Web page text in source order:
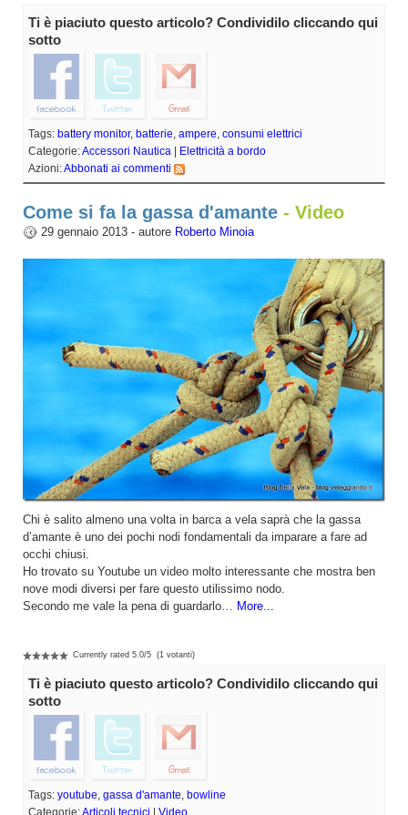
Ti è piaciuto questo articolo? Condividilo cliccando qui
sotto
Tags: battery monitor, batterie, ampere, consumi elettrici
Categorie:Accessori Nautica
Elettricità a bordo
Azioni:Abbonati ai commenti
Come si fa la gassa d'amante - Video
29 gennaio 2013 - autore Roberto Minoia
Chi è salito almeno una volta in barca a vela saprà che la gassa
d’amante è uno dei pochi nodi fondamentali da imparare a fare ad
occhi chiusi.
Ho trovato su Youtube un video molto interessante che mostra ben
nove modi diversi per fare questo utilissimo nodo.
Secondo me vale la pena di guardarlo… More...
Currently rated 5.0/5 (1 votanti)
Ti è piaciuto questo articolo? Condividilo cliccando qui
sotto
Tags: youtube, gassa d'amante, bowline
Categorie:Articoli tecnici Video